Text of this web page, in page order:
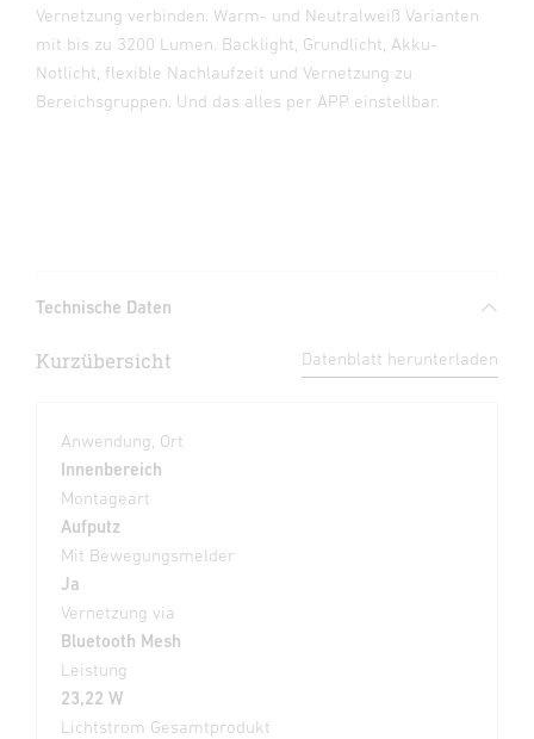
Vernetzung verbinden. Warm- und Neutralweiß Varianten
mit bis zu 3200 Lumen. Backlight, Grundlicht, Akku-
Notlicht, flexible Nachlaufzeit und Vernetzung zu
Bereichsgruppen. Und das alles per APP einstellbar.
Technische Daten
Kurzübersicht Datenblatt herunterladen
Anwendung, Ort
Innenbereich
Montageart
Aufputz
Mit Bewegungsmelder
Ja
Vernetzung via
Bluetooth Mesh
Leistung
23,22 W
Lichtstrom Gesamtprodukt